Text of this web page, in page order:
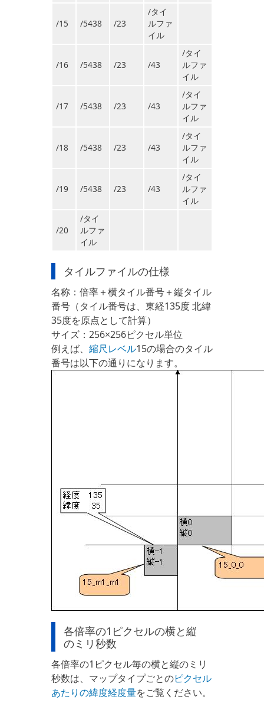
/15 /5438 /23
/タイ
ルファ
イル
/16 /5438 /23 /43
/タイ
ルファ
イル
/17 /5438 /23 /43
/タイ
ルファ
イル
/18 /5438 /23 /43
/タイ
ルファ
イル
/19 /5438 /23 /43
/タイ
ルファ
イル
/20
/タイ
ルファ
イル
タイルファイルの仕様
名称：倍率＋横タイル番号＋縦タイル
番号（タイル番号は、東経135度 北緯
35度を原点として計算）
サイズ：256×256ピクセル単位
例えば、 縮尺レベル15の場合のタイル
番号は以下の通りになります。
各倍率の1ピクセルの横と縦
のミリ秒数
各倍率の1ピクセル毎の横と縦のミリ
秒数は、マップタイプごとのピクセル
あたりの緯度経度量をご覧ください。